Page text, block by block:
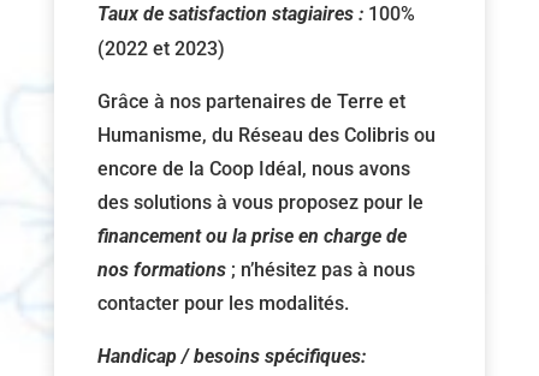
Taux de satisfaction stagiaires :100%
(2022 et 2023)
Grâce à nos partenaires de Terre et
Humanisme, du Réseau des Colibris ou
encore de la Coop Idéal, nous avons
des solutions à vous proposez pour le
financement ou la prise en charge de
nos formations; n’hésitez pas à nous
contacter pour les modalités.
Handicap / besoins spécifiques: